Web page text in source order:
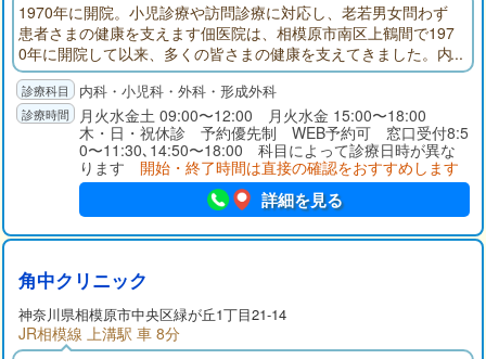
1970年に開院。小児診療や訪問診療に対応し、老若男女問わず
患者さまの健康を支えます佃医院は、相模原市南区上鶴間で197
0年に開院して以来、多くの皆さまの健康を支えてきました。内
科・小児科・形成外科・外科など幅広く対応しています。特に
循環器疾患の診療には力を入れており、外科治療が必要になっ
た際の相談にも応じることが可能です。そのほか、日常的な体
調不良の診療や禁煙治療、生活習慣病の予防指導なども行って
いますので、健康のことでお困りの際はいつでもご相談にいら
してください。当院は、小田急江ノ島線「東林間駅」より徒歩
約8分です。駐輪場や駐車場をご用意していますので、近隣にお
住まいの方も遠方にお住まいの方も通っていただきやすい環境
となっています。また、足腰のケガや病気で通院が困難な方に
内科・小児科・外科・形成外科
月火水金土 09:00〜12:00 月火水金 15:00〜18:00
木・日・祝休診 予約優先制 WEB予約可 窓口受付8:5
0〜11:30､14:50〜18:00 科目によって診療日時が異な
ります 開始・終了時間は直接の確認をおすすめします
詳細を見る
角中クリニック
神奈川県相模原市中央区緑が丘1丁目21-14
JR相模線 上溝駅 車 8分